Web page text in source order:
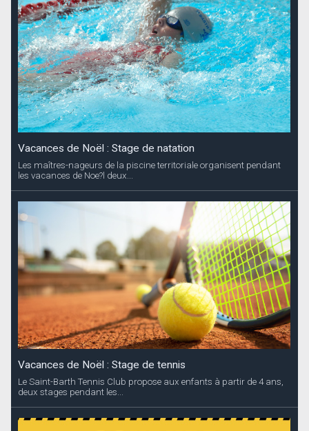
Vacances de Noël : Stage de natation
Les maîtres-nageurs de la piscine territoriale organisent pendant
les vacances de Noe?l deux...
Vacances de Noël : Stage de tennis
Le Saint-Barth Tennis Club propose aux enfants à partir de 4 ans,
deux stages pendant les...